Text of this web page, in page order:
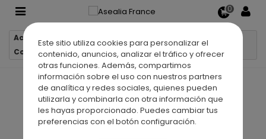
Este sitio utiliza cookies para personalizar el
contenido, anuncios, analizar el tráfico y ofrecer
otras funciones. Además, compartimos
información sobre el uso con nuestros partners
de analítica y redes sociales, quienes pueden
utilizarla y combinarla con otra información que
les hayas proporcionado. Puedes cambiar tus
preferencias con el botón configuración.
0
Accueil
Colonne de douche thermostatique LEX